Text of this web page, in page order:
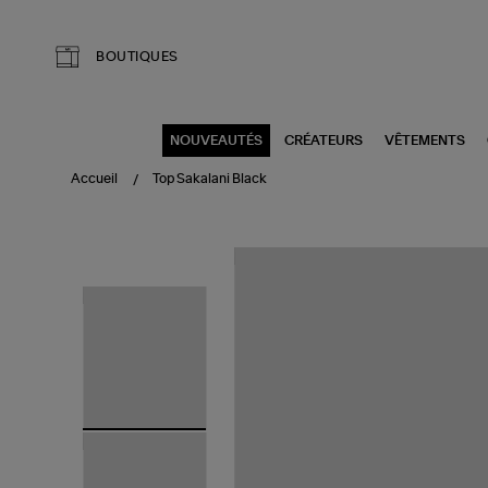
BOUTIQUES
NOUVEAUTÉS CRÉATEURS VÊTEMENTS
Accueil Top Sakalani Black